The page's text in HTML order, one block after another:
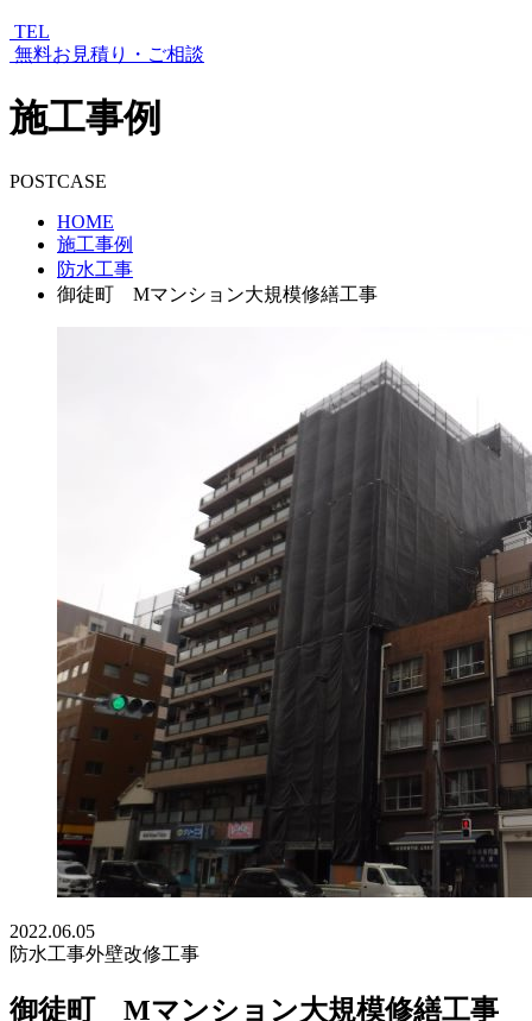
TEL
無料お見積り・ご相談
施工事例
POSTCASE
HOME
施工事例
防水工事
御徒町 Mマンション大規模修繕工事
2022.06.05
防水工事外壁改修工事
御徒町 Mマンション大規模修繕工事